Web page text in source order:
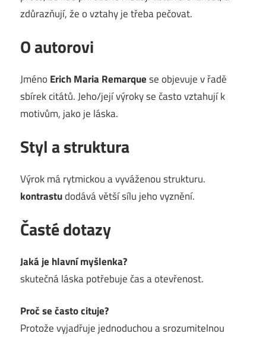
zdůrazňují, že o vztahy je třeba pečovat.
O autorovi
Jméno Erich Maria Remarquese objevuje v řadě
sbírek citátů. Jeho/její výroky se často vztahují k
motivům, jako je láska.
Styl a struktura
Výrok má rytmickou a vyváženou strukturu.
kontrastudodává větší sílu jeho vyznění.
Časté dotazy
Jaká je hlavní myšlenka?
skutečná láska potřebuje čas a otevřenost.
Proč se často cituje?
Protože vyjadřuje jednoduchou a srozumitelnou